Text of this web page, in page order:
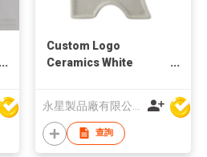
Custom Logo
Ceramics White
查詢